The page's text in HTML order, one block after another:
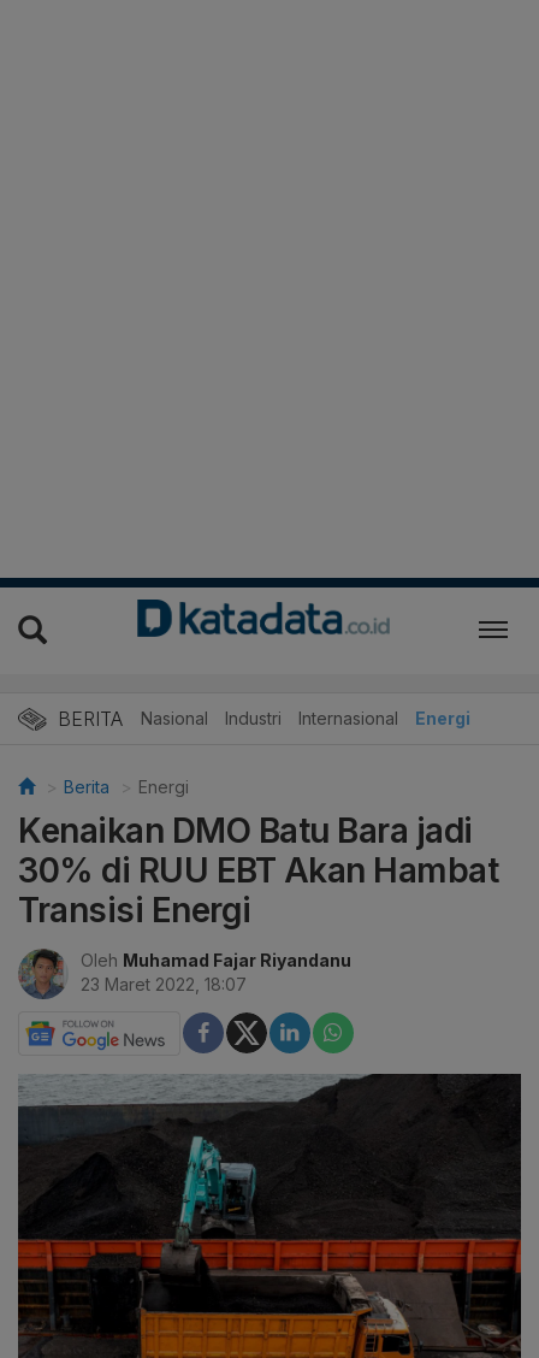
BERITA Nasional Industri Internasional Energi
Berita Energi
Kenaikan DMO Batu Bara jadi
30% di RUU EBT Akan Hambat
Transisi Energi
Oleh Muhamad Fajar Riyandanu
23 Maret 2022, 18:07